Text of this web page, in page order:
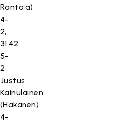
Rantala)
4-
2,
31.42
5-
2
Justus
Kainulainen
(Hakanen)
4-